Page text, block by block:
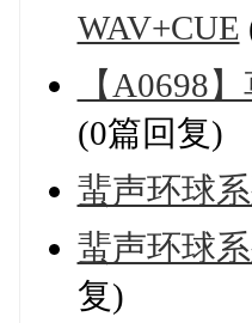
WAV+CUE
【A0698
(0篇回复)
蜚声环球
蜚声环球
复)